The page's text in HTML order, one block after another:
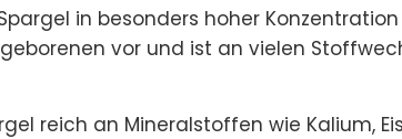
in besonders hoher
vor und ist an vielen
reich an Mineralstoffen wie Kalium,